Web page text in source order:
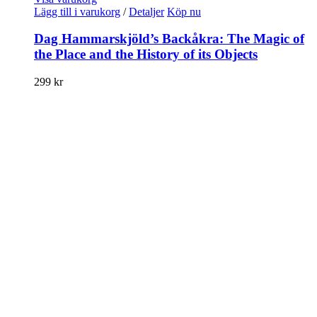
Lägg till i varukorg / Detaljer Köp nu
Dag Hammarskjöld’s Backåkra: The Magic of
the Place and the History of its Objects
299 kr